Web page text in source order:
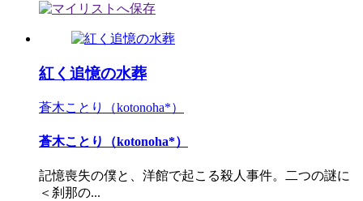
紅く追憶の水葬
蒼木ことり（kotonoha*）
蒼木ことり（kotonoha*）
記憶喪失の僕と、洋館で起こる殺人事件。二つの謎に
＜刹那の...